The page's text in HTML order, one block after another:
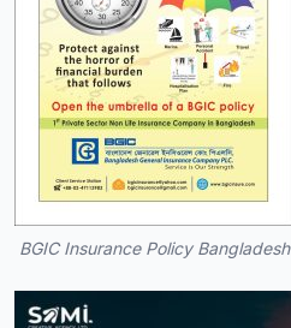
BGIC Insurance Policy Bangladesh